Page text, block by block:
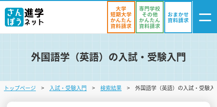
ログイン
・登録
気になる
学校を探す
大学
短期大学
かんたん
資料請求
専門学校
その他
かんたん
資料請求
おまかせ
資料請求
外国語学（英語）の入試・受験入門
トップページ 入試・受験入門 検索結果 外国語学（英語）の入試・受験入